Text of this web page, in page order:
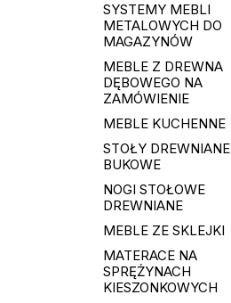
SYSTEMY MEBLI
METALOWYCH DO
MAGAZYNÓW
MEBLE Z DREWNA
DĘBOWEGO NA
ZAMÓWIENIE
MEBLE KUCHENNE
STOŁY DREWNIANE
BUKOWE
NOGI STOŁOWE
DREWNIANE
MEBLE ZE SKLEJKI
MATERACE NA
SPRĘŻYNACH
KIESZONKOWYCH